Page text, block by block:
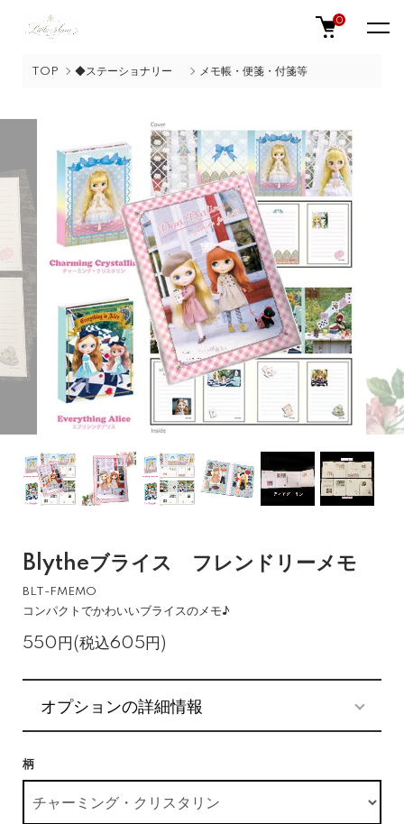
0
TOP ◆ステーショナリー メモ帳・便箋・付箋等
Blytheブライス フレンドリーメモ
BLT-FMEMO
コンパクトでかわいいブライスのメモ♪
550円(税込605円)
オプションの詳細情報
柄